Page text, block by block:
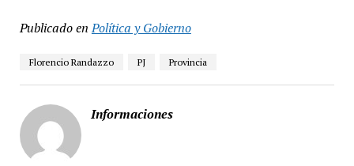
Publicado en Política y Gobierno
Florencio Randazzo PJ Provincia
Informaciones